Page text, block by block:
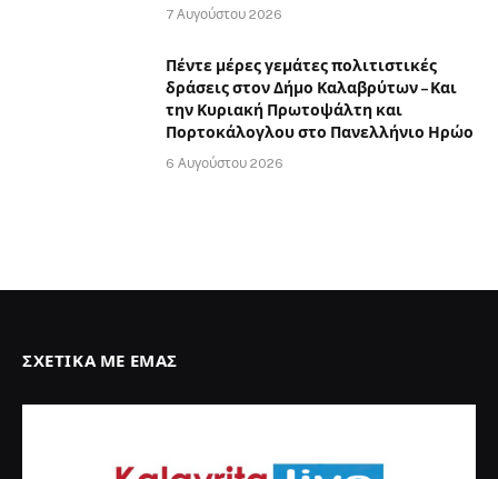
7 Αυγούστου 2026
Πέντε μέρες γεμάτες πολιτιστικές
δράσεις στον Δήμο Καλαβρύτων – Και
την Κυριακή Πρωτοψάλτη και
Πορτοκάλογλου στο Πανελλήνιο Ηρώο
6 Αυγούστου 2026
ΣΧΕΤΙΚΆ ΜΕ ΕΜΆΣ